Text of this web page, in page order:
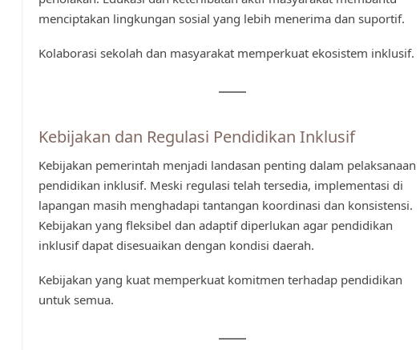
menciptakan lingkungan sosial yang lebih menerima dan suportif.
Kolaborasi sekolah dan masyarakat memperkuat ekosistem inklusif.
Kebijakan dan Regulasi Pendidikan Inklusif
Kebijakan pemerintah menjadi landasan penting dalam pelaksanaan
pendidikan inklusif. Meski regulasi telah tersedia, implementasi di
lapangan masih menghadapi tantangan koordinasi dan konsistensi.
Kebijakan yang fleksibel dan adaptif diperlukan agar pendidikan
inklusif dapat disesuaikan dengan kondisi daerah.
Kebijakan yang kuat memperkuat komitmen terhadap pendidikan
untuk semua.